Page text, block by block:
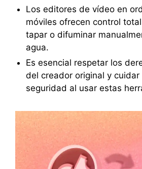
Los editores de vídeo en
móviles ofrecen control
tapar o difuminar
agua.
Es esencial respetar los
del creador original y
seguridad al usar estas